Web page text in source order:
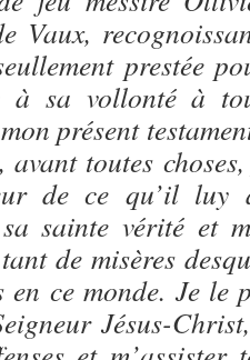
Vaux,
prestée
à sa vollonté à
présent
toutes
de ce qu’il
sainte vérité et
de misères
en ce monde. Je le
Jésus-